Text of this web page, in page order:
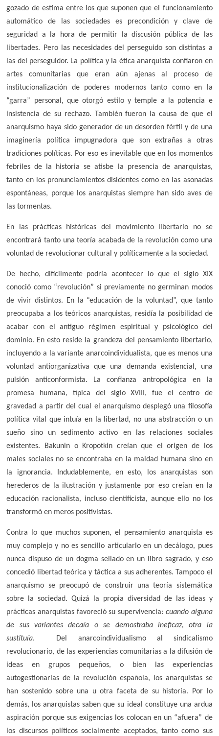
gozado de estima entre los que suponen que el funcionamiento
automático de las sociedades es precondición y clave de
seguridad a la hora de permitir la discusión pública de las
libertades. Pero las necesidades del perseguido son distintas a
las del perseguidor. La política y la ética anarquista confiaron en
artes comunitarias que eran aún ajenas al proceso de
institucionalización de poderes modernos tanto como en la
“garra” personal, que otorgó estilo y temple a la potencia e
insistencia de su rechazo. También fueron la causa de que el
anarquismo haya sido generador de un desorden fértil y de una
imaginería política impugnadora que son extrañas a otras
tradiciones políticas. Por eso es inevitable que en los momentos
febriles de la historia se atisbe la presencia de anarquistas,
tanto en los pronunciamientos disidentes como en las asonadas
espontáneas, porque los anarquistas siempre han sido aves de
las tormentas.
En las prácticas históricas del movimiento libertario no se
encontrará tanto una teoría acabada de la revolución como una
voluntad de revolucionar cultural y políticamente a la sociedad.
De hecho, difícilmente podría acontecer lo que el siglo XIX
conoció como “revolución” si previamente no germinan modos
de vivir distintos. En la “educación de la voluntad”, que tanto
preocupaba a los teóricos anarquistas, residía la posibilidad de
acabar con el antiguo régimen espiritual y psicológico del
dominio. En esto reside la grandeza del pensamiento libertario,
incluyendo a la variante anarcoindividualista, que es menos una
voluntad antiorganizativa que una demanda existencial, una
pulsión anticonformista. La confianza antropológica en la
promesa humana, típica del siglo XVIII, fue el centro de
gravedad a partir del cual el anarquismo desplegó una filosofía
política vital que intuía en la libertad, no una abstracción o un
sueño sino un sedimento activo en las relaciones sociales
existentes. Bakunin o Kropotkin creían que el origen de los
males sociales no se encontraba en la maldad humana sino en
la ignorancia. Indudablemente, en esto, los anarquistas son
herederos de la ilustración y justamente por eso creían en la
educación racionalista, incluso cientificista, aunque ello no los
transformó en meros positivistas.
Contra lo que muchos suponen, el pensamiento anarquista es
muy complejo y no es sencillo articularlo en un decálogo, pues
nunca dispuso de un dogma sellado en un libro sagrado, y eso
concedió libertad teórica y táctica a sus adherentes. Tampoco el
anarquismo se preocupó de construir una teoría sistemática
sobre la sociedad. Quizá la propia diversidad de las ideas y
prácticas anarquistas favoreció su supervivencia: cuando alguna
de sus variantes decaía o se demostraba ineficaz, otra la
sustituía. Del anarcoindividualismo al sindicalismo
revolucionario, de las experiencias comunitarias a la difusión de
ideas en grupos pequeños, o bien las experiencias
autogestionarias de la revolución española, los anarquistas se
han sostenido sobre una u otra faceta de su historia. Por lo
demás, los anarquistas saben que su ideal constituye una ardua
aspiración porque sus exigencias los colocan en un “afuera” de
los discursos políticos socialmente aceptados, tanto como sus